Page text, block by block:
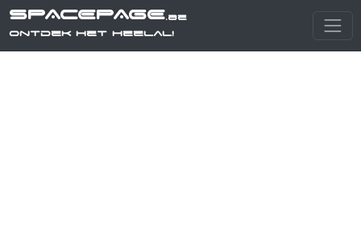
SPACEPAGE.be
Ontdek het heelal!